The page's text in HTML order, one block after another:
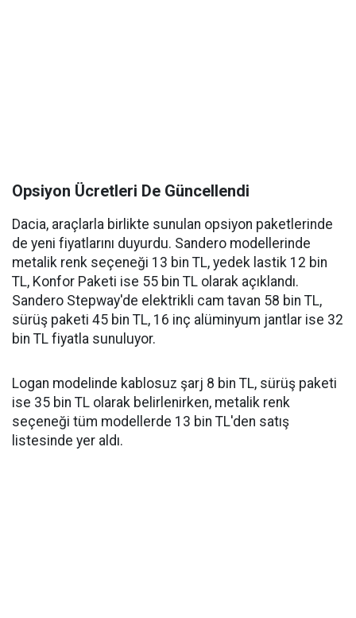
Opsiyon Ücretleri De Güncellendi
Dacia, araçlarla birlikte sunulan opsiyon paketlerinde
de yeni fiyatlarını duyurdu. Sandero modellerinde
metalik renk seçeneği 13 bin TL, yedek lastik 12 bin
TL, Konfor Paketi ise 55 bin TL olarak açıklandı.
Sandero Stepway'de elektrikli cam tavan 58 bin TL,
sürüş paketi 45 bin TL, 16 inç alüminyum jantlar ise 32
bin TL fiyatla sunuluyor.
Logan modelinde kablosuz şarj 8 bin TL, sürüş paketi
ise 35 bin TL olarak belirlenirken, metalik renk
seçeneği tüm modellerde 13 bin TL'den satış
listesinde yer aldı.